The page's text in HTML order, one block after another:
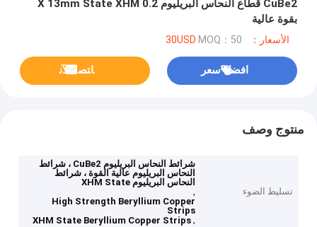
CuBe2 قطاع النحاس البريليوم 0.2 X 13mm State XHM
بقوة عالية
الأسعار：30USD MOQ：50
افضل سعر ﺎﺘﺼﻟ ﺍﻶﻧ
منتوج وصف
تسليط الضوء
شرائط النحاس البريليوم CuBe2 ، شرائط
النحاس البريليوم عالية القوة ، شرائط
النحاس البريليوم XHM State
,
High Strength Beryllium Copper
Strips
,
XHM State Beryllium Copper Strips